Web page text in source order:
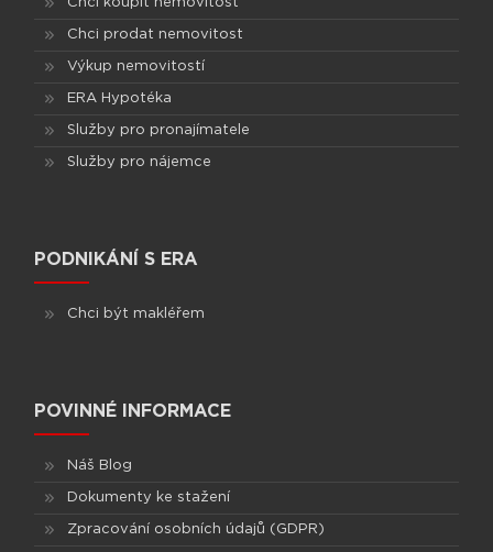
Chci koupit nemovitost
Chci prodat nemovitost
Výkup nemovitostí
ERA Hypotéka
Služby pro pronajímatele
Služby pro nájemce
PODNIKÁNÍ S ERA
Chci být makléřem
POVINNÉ INFORMACE
Náš Blog
Dokumenty ke stažení
Zpracování osobních údajů (GDPR)